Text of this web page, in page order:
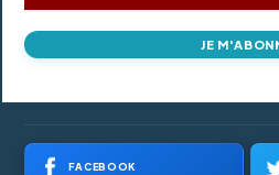
JE
FACEBOOK